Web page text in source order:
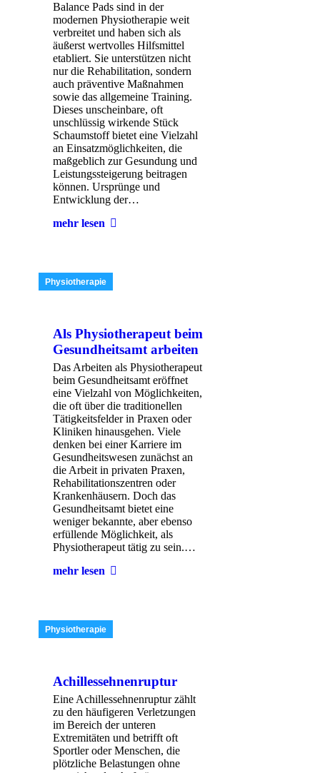
Balance Pads sind in der
modernen Physiotherapie weit
verbreitet und haben sich als
äußerst wertvolles Hilfsmittel
etabliert. Sie unterstützen nicht
nur die Rehabilitation, sondern
auch präventive Maßnahmen
sowie das allgemeine Training.
Dieses unscheinbare, oft
unschlüssig wirkende Stück
Schaumstoff bietet eine Vielzahl
an Einsatzmöglichkeiten, die
maßgeblich zur Gesundung und
Leistungssteigerung beitragen
können. Ursprünge und
Entwicklung der…
mehr lesen
Physiotherapie
Als Physiotherapeut beim
Gesundheitsamt arbeiten
Das Arbeiten als Physiotherapeut
beim Gesundheitsamt eröffnet
eine Vielzahl von Möglichkeiten,
die oft über die traditionellen
Tätigkeitsfelder in Praxen oder
Kliniken hinausgehen. Viele
denken bei einer Karriere im
Gesundheitswesen zunächst an
die Arbeit in privaten Praxen,
Rehabilitationszentren oder
Krankenhäusern. Doch das
Gesundheitsamt bietet eine
weniger bekannte, aber ebenso
erfüllende Möglichkeit, als
Physiotherapeut tätig zu sein.…
mehr lesen
Physiotherapie
Achillessehnenruptur
Eine Achillessehnenruptur zählt
zu den häufigeren Verletzungen
im Bereich der unteren
Extremitäten und betrifft oft
Sportler oder Menschen, die
plötzliche Belastungen ohne